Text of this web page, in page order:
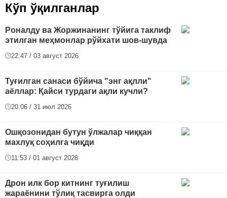
Кўп ўқилганлар
Роналду ва Жоржинанинг тўйига таклиф
этилган меҳмонлар рўйхати шов-шувда
22:47 / 03 август 2026
Туғилган санаси бўйича "энг ақлли"
аёллар: Қайси турдаги ақли кучли?
20:06 / 31 июл 2026
Ошқозонидан бутун ўлжалар чиққан
махлуқ соҳилга чиқди
11:53 / 01 август 2026
Дрон илк бор китнинг туғилиш
жараёнини тўлиқ тасвирга олди